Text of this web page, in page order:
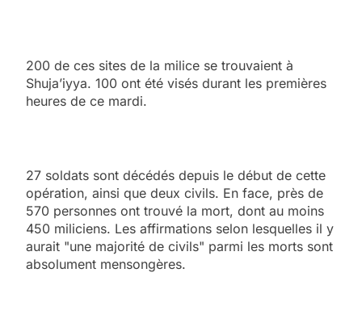
200 de ces sites de la milice se trouvaient à
Shuja’iyya. 100 ont été visés durant les premières
heures de ce mardi.
27 soldats sont décédés depuis le début de cette
opération, ainsi que deux civils. En face, près de
570 personnes ont trouvé la mort, dont au moins
450 miliciens. Les affirmations selon lesquelles il y
aurait "une majorité de civils" parmi les morts sont
absolument mensongères.